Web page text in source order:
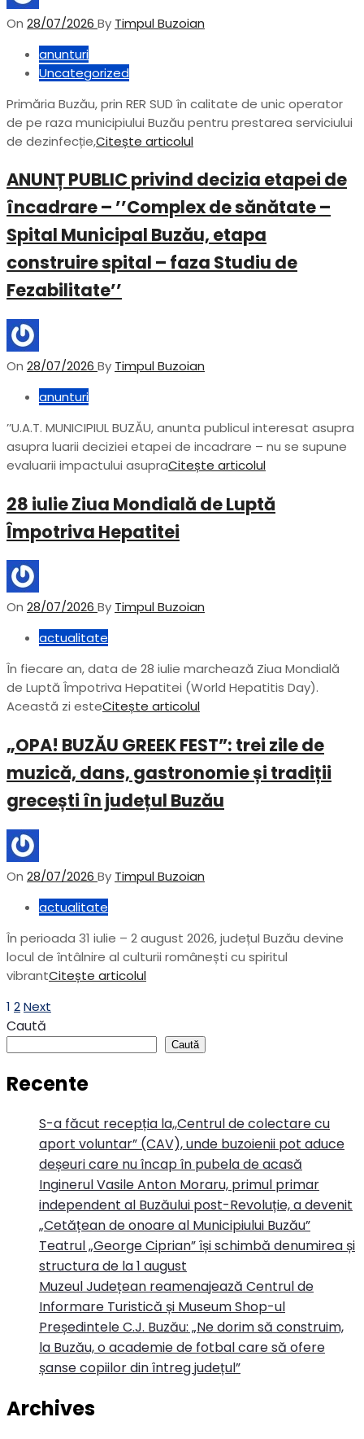
On 28/07/2026 By Timpul Buzoian
anunturi
Uncategorized
Primăria Buzău, prin RER SUD în calitate de unic operator
de pe raza municipiului Buzău pentru prestarea serviciului
de dezinfecție,Citește articolul
ANUNȚ PUBLIC privind decizia etapei de
încadrare – ’’Complex de sănătate –
Spital Municipal Buzău, etapa
construire spital – faza Studiu de
Fezabilitate’’
On 28/07/2026 By Timpul Buzoian
anunturi
’’U.A.T. MUNICIPIUL BUZĂU, anunta publicul interesat asupra
asupra luarii deciziei etapei de incadrare – nu se supune
evaluarii impactului asupraCitește articolul
28 iulie Ziua Mondială de Luptă
Împotriva Hepatitei
On 28/07/2026 By Timpul Buzoian
actualitate
În fiecare an, data de 28 iulie marchează Ziua Mondială
de Luptă Împotriva Hepatitei (World Hepatitis Day).
Această zi esteCitește articolul
„OPA! BUZĂU GREEK FEST”: trei zile de
muzică, dans, gastronomie și tradiții
grecești în județul Buzău
On 28/07/2026 By Timpul Buzoian
actualitate
În perioada 31 iulie – 2 august 2026, județul Buzău devine
locul de întâlnire al culturii românești cu spiritul
vibrantCitește articolul
Paginație
articole
1 2Next
Caută
Caută
Recente
S-a făcut recepția la,,Centrul de colectare cu
aport voluntar” (CAV), unde buzoienii pot aduce
deșeuri care nu încap în pubela de acasă
Inginerul Vasile Anton Moraru, primul primar
independent al Buzăului post-Revoluție, a devenit
„Cetățean de onoare al Municipiului Buzău”
Teatrul „George Ciprian” își schimbă denumirea și
structura de la 1 august
Muzeul Județean reamenajează Centrul de
Informare Turistică și Museum Shop-ul
Președintele C.J. Buzău: „Ne dorim să construim,
la Buzău, o academie de fotbal care să ofere
șanse copiilor din întreg județul”
Archives